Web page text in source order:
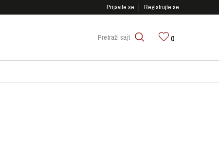
SIGURNO PLAĆANJE PLATNIM KARTICAMA!
Prijavite se Registrujte se
Pretraži sajt 0